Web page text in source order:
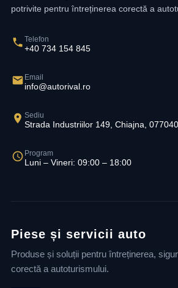
potrivite pentru întreținerea corectă a
Telefon
+40 734 154 845
Email
info@autorival.ro
Sediu
Strada Industriilor 149, Chiajna, 077040
Program
Luni – Vineri: 09:00 – 18:00
Piese și servicii auto
Produse și soluții pentru întreținerea,
corectă a autoturismului.